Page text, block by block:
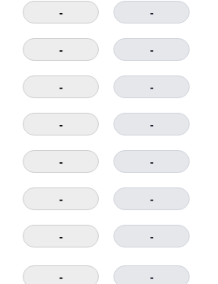
- -
- -
- -
- -
- -
- -
- -
- -